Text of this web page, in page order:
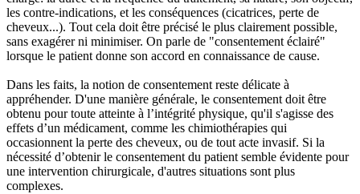
les contre-indications, et les conséquences (cicatrices, perte de
cheveux...). Tout cela doit être précisé le plus clairement possible,
sans exagérer ni minimiser. On parle de "consentement éclairé"
lorsque le patient donne son accord en connaissance de cause.
Dans les faits, la notion de consentement reste délicate à
appréhender. D'une manière générale, le consentement doit être
obtenu pour toute atteinte à l’intégrité physique, qu'il s'agisse des
effets d’un médicament, comme les chimiothérapies qui
occasionnent la perte des cheveux, ou de tout acte invasif. Si la
nécessité d’obtenir le consentement du patient semble évidente pour
une intervention chirurgicale, d'autres situations sont plus
complexes.